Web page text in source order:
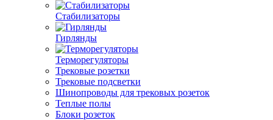
Стабилизаторы
Гирлянды
Терморегуляторы
Трековые розетки
Трековые подсветки
Шинопроводы для трековых розеток
Теплые полы
Блоки розеток